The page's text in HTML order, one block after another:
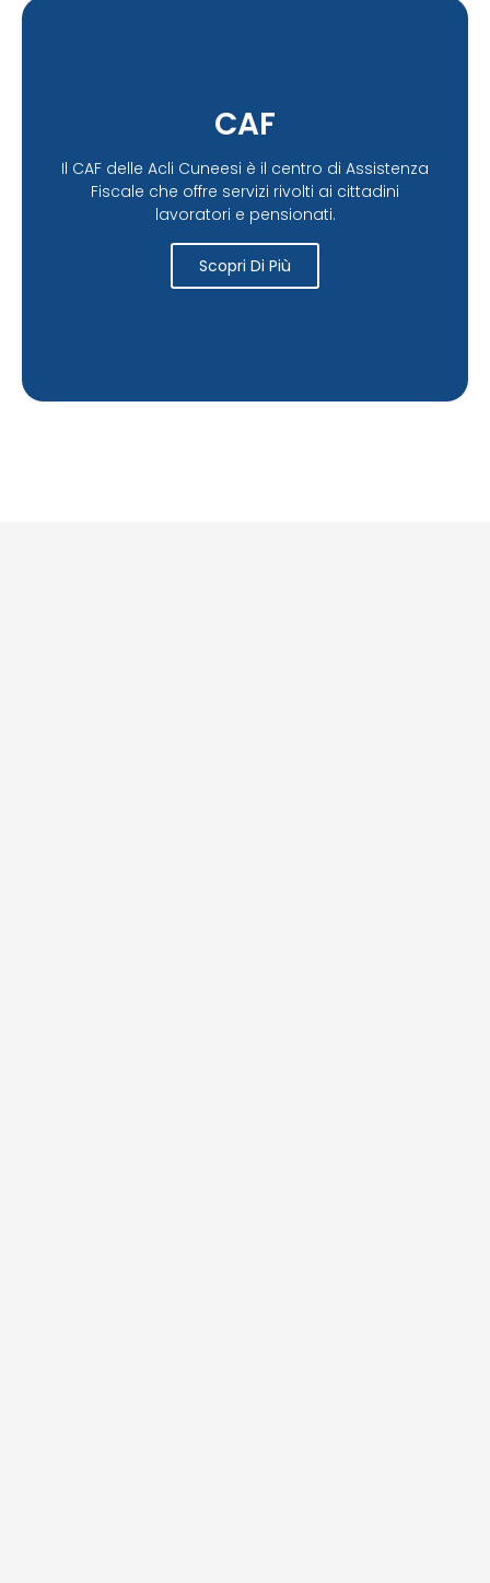
CAF
Il CAF delle Acli Cuneesi è il centro di Assistenza
Fiscale che offre servizi rivolti ai cittadini
lavoratori e pensionati.
Scopri Di Più